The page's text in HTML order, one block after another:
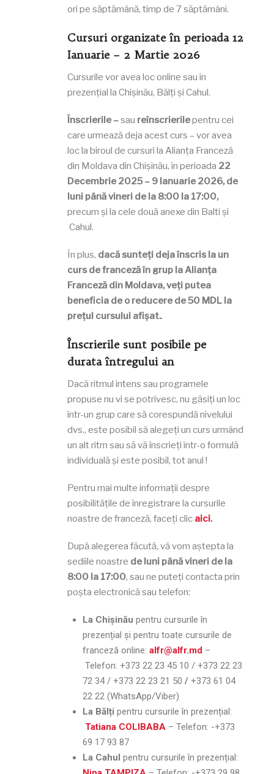
ori pe săptămână, timp de 7 săptămâni.
Cursuri organizate în perioada 12
Ianuarie– 2 Martie 2026
Cursurile vor avea loc online sau în
prezențial la Chișinău, Bălți și Cahul.
Înscrierile –sau reînscrierilepentru cei
care urmează deja acest curs – vor avea
loc la biroul de cursuri la Alianța Franceză
din Moldava din Chișinău, în perioada 22
Decembrie 2025 – 9 Ianuarie 2026,de
luni până vineri de la 8:00 la 17:00,
precum și la cele două anexe din Balti și
Cahul.
În plus, dacă sunteți deja înscris la un
curs de franceză în grup la Alianța
Franceză din Moldava, veți putea
beneficia de o reducere de 50 MDL la
prețul cursului afișat..
Înscrierile sunt posibile pe
durata întregului an
Dacă ritmul intens sau programele
propuse nu vi se potrivesc, nu găsiți un loc
într-un grup care să corespundă nivelului
dvs., este posibil să alegeți un curs urmând
un alt ritm sau să vă înscrieți într-o formulă
individuală și este posibil, tot anul !
Pentru mai multe informații despre
posibilitățile de înregistrare la cursurile
noastre de franceză, faceți clic aici.
După alegerea făcută, vă vom aștepta la
sediile noastre de luni până vineri de la
8:00 la 17:00, sau ne puteți contacta prin
poșta electronică sau telefon:
La Chișinău pentru cursurile în
prezențial și pentru toate cursurile de
franceză online: alfr@alfr.md –
Telefon: +373 22 23 45 10 / +373 22 23
72 34 / +373 22 23 21 50 / +373 61 04
22 22 (WhatsApp/Viber)
La Bălți pentru cursurile în prezențial:
Tatiana COLIBABA – Telefon: -+373
69 17 93 87
La Cahul pentru cursurile în prezențial: